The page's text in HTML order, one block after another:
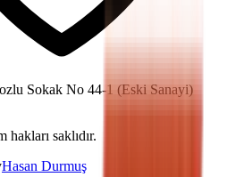
Sokak No 44-1 (Eski Sanayi)
hakları saklıdır.
Hasan Durmuş